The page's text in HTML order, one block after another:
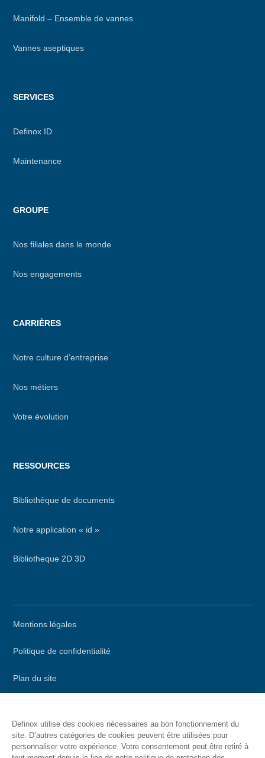
Manifold – Ensemble de vannes
Vannes aseptiques
SERVICES
Definox ID
Maintenance
GROUPE
Nos filiales dans le monde
Nos engagements
CARRIÈRES
Notre culture d’entreprise
Nos métiers
Votre évolution
RESSOURCES
Bibliothèque de documents
Notre application « id »
Bibliotheque 2D 3D
Mentions légales
Politique de confidentialité
Plan du site
Contacter DEFINOX
Definox utilise des cookies nécessaires au bon fonctionnement du
site. D’autres catégories de cookies peuvent être utilisées pour
personnaliser votre expérience. Votre consentement peut être retiré à